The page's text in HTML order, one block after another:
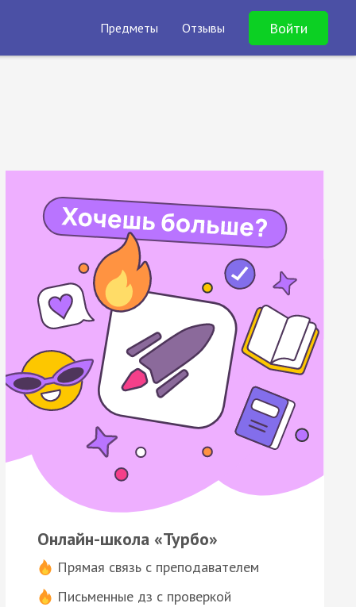
Предметы Отзывы Войти
Онлайн-школа «Турбо»
Прямая связь с преподавателем
Письменные дз с проверкой